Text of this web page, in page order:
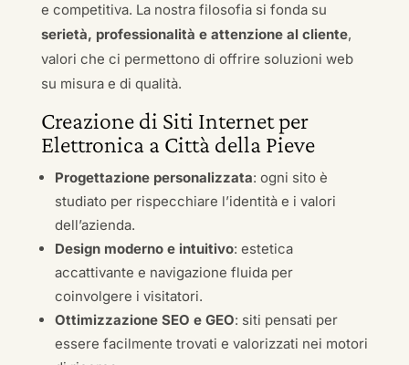
e competitiva. La nostra filosofia si fonda su
serietà, professionalità e attenzione al cliente,
valori che ci permettono di offrire soluzioni web
su misura e di qualità.
Creazione di Siti Internet per
Elettronica a Città della Pieve
Progettazione personalizzata: ogni sito è
studiato per rispecchiare l’identità e i valori
dell’azienda.
Design moderno e intuitivo: estetica
accattivante e navigazione fluida per
coinvolgere i visitatori.
Ottimizzazione SEO e GEO: siti pensati per
essere facilmente trovati e valorizzati nei motori